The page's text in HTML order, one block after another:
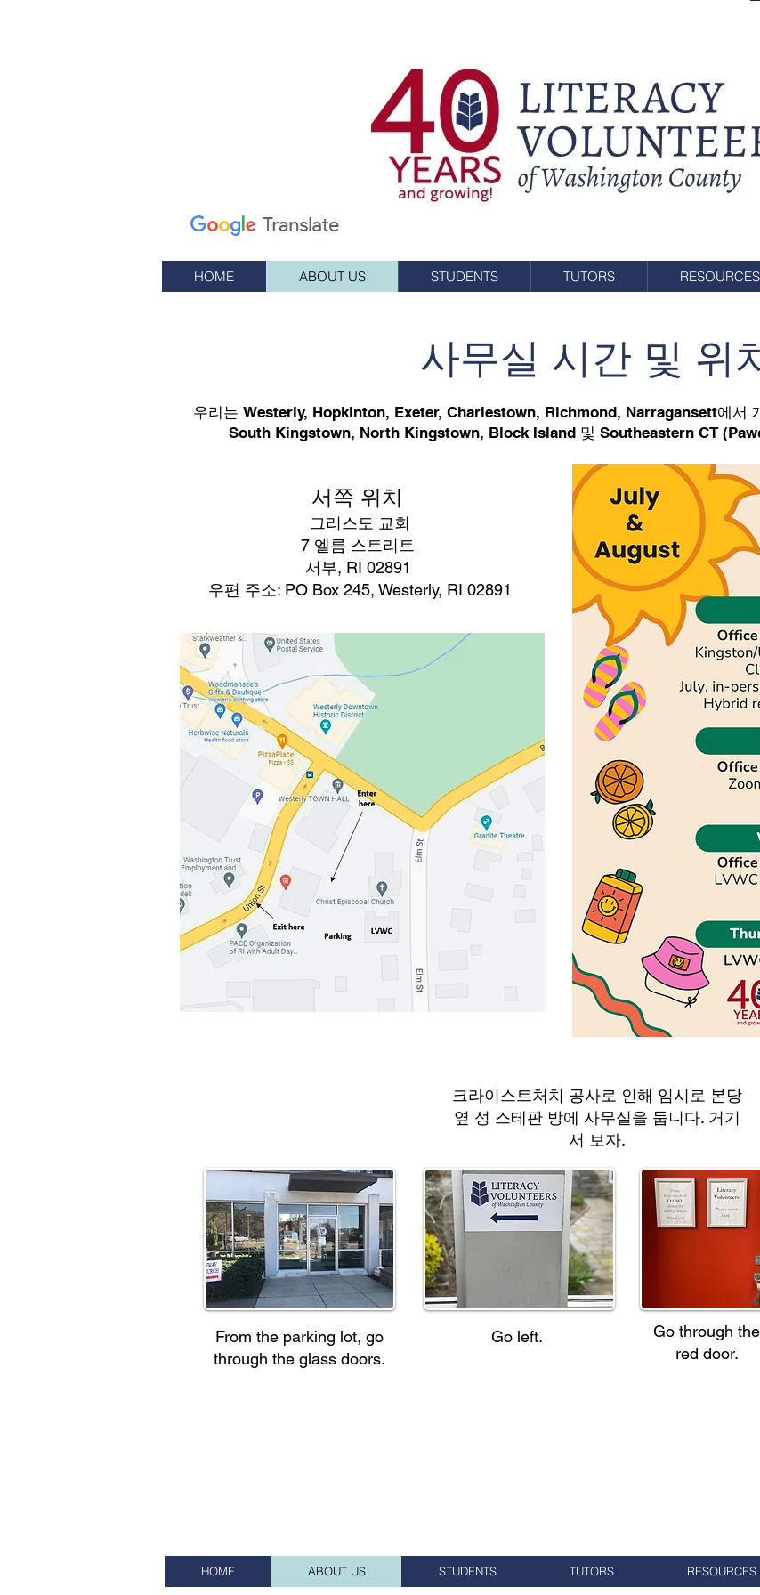
HOME ABOUT US STUDENTS TUTORS RESOURCES
사무실 시간 및 위
우리는 Westerly, Hopkinton, Exeter, Charlestown, Richmond, Narragansett에서
South Kingstown, North Kingstown, Block Island 및 Southeastern CT
서쪽 위치
그리스도 교회
7 엘름 스트리트
서부, RI 02891
우편 주소: PO Box 245, Westerly, RI 02891
월요일
일대일 과외
회화 수업
월요일~목요일
무
Westerly
크라이스트처치 공사로 인해 임시로 본당
옆 성 스테판 방에 사무실을 둡니다. 거기
서 보자.
From the parking lot, go
through the glass doors.
Go left.
Go through the
red door.
HOME ABOUT US STUDENTS TUTORS RESOURCES